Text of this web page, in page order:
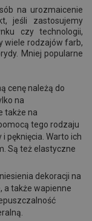
na urozmaicenie
jeśli zastosujemy
czy technologii,
wiele rodzajów farb,
Mniej popularne
cenę należą do
na
także na
tego rodzaju
pęknięcia. Warto ich
Są też elastyczne
dekoracji na
a także wapienne